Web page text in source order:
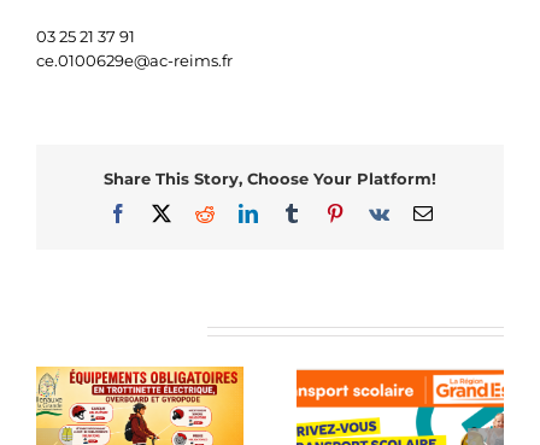
03 25 21 37 91
ce.0100629e@ac-reims.fr
Share This Story, Choose Your Platform!
Facebook
X RedditLinkedInTumblrPinterest
Vk Email